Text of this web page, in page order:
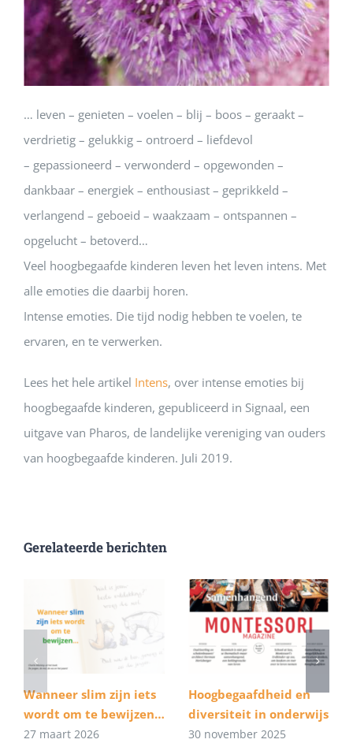
… leven – genieten – voelen – blij – boos – geraakt –
verdrietig – gelukkig – ontroerd – liefdevol
– gepassioneerd – verwonderd – opgewonden –
dankbaar – energiek – enthousiast – geprikkeld –
verlangend – geboeid – waakzaam – ontspannen –
opgelucht – betoverd…
Veel hoogbegaafde kinderen leven het leven intens. Met
alle emoties die daarbij horen.
Intense emoties. Die tijd nodig hebben te voelen, te
ervaren, en te verwerken.
Lees het hele artikel Intens, over intense emoties bij
hoogbegaafde kinderen, gepubliceerd in Signaal, een
uitgave van Pharos, de landelijke vereniging van ouders
van hoogbegaafde kinderen. Juli 2019.
Gerelateerde berichten
Wanneer slim zijn iets
wordt om te bewijzen…
27 maart 2026
Hoogbegaafdheid en
diversiteit in onderwijs
30 november 2025